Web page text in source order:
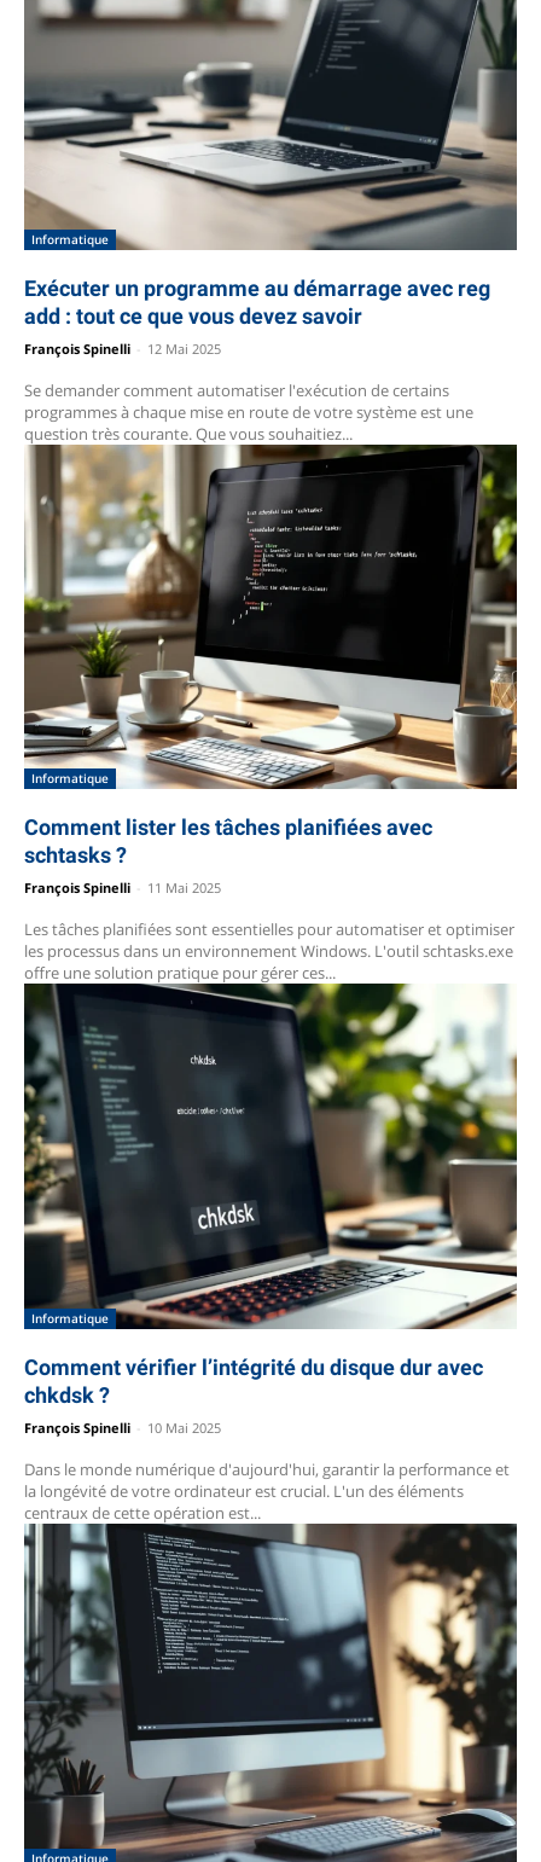
Informatique
Exécuter un programme au démarrage avec reg
add : tout ce que vous devez savoir
François Spinelli 12 Mai 2025
Se demander comment automatiser l'exécution de certains
programmes à chaque mise en route de votre système est une
question très courante. Que vous souhaitiez...
Informatique
Comment lister les tâches planifiées avec
schtasks ?
François Spinelli 11 Mai 2025
Les tâches planifiées sont essentielles pour automatiser et optimiser
les processus dans un environnement Windows. L'outil schtasks.exe
offre une solution pratique pour gérer ces...
Informatique
Comment vérifier l’intégrité du disque dur avec
chkdsk ?
François Spinelli 10 Mai 2025
Dans le monde numérique d'aujourd'hui, garantir la performance et
la longévité de votre ordinateur est crucial. L'un des éléments
centraux de cette opération est...
Informatique